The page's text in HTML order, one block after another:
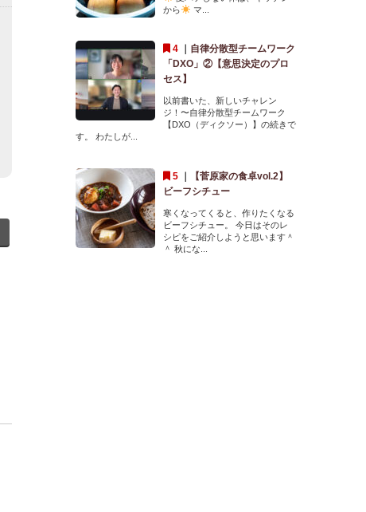
から
マ...
自律分散型チームワーク
「DXO」②【意思決定のプロ
セス】
以前書いた、新しいチャレン
ジ！〜自律分散型チームワーク
【DXO（ディクソー）】の続きで
す。 わたしが...
【菅原家の食卓vol.2】
ビーフシチュー
寒くなってくると、作りたくなる
ビーフシチュー。 今日はそのレ
シピをご紹介しようと思います＾
＾ 秋にな...